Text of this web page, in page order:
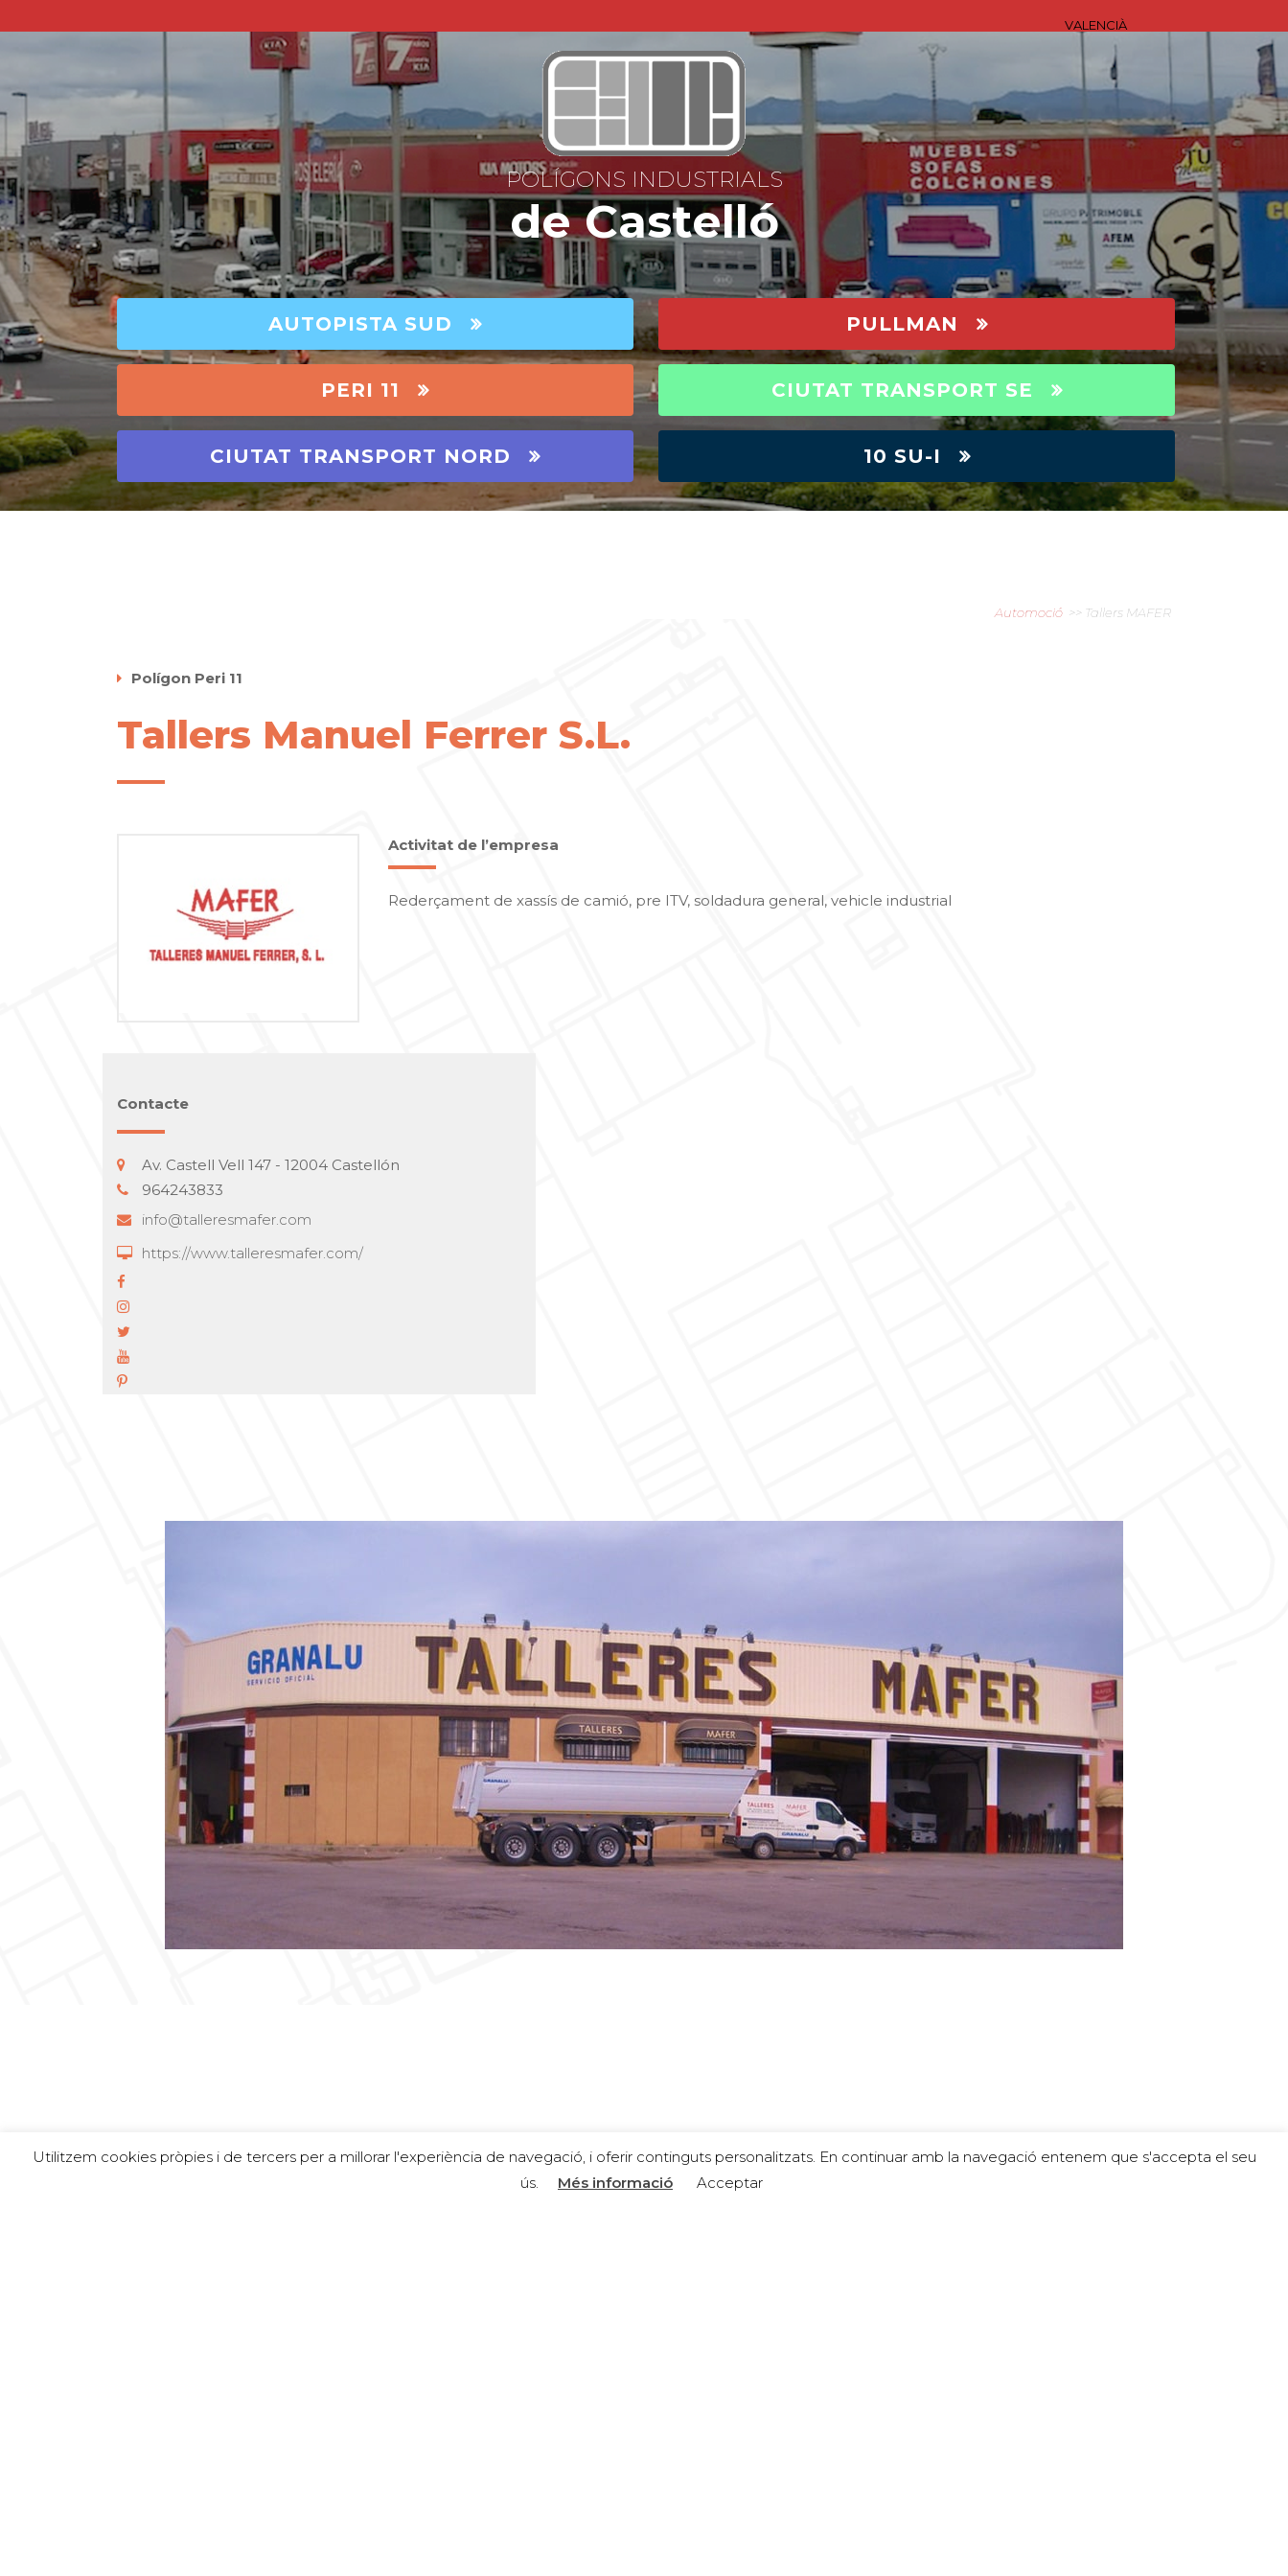
VALENCIÀ
POLÍGONS INDUSTRIALS
de Castelló
AUTOPISTA SUD PULLMAN
PERI 11 CIUTAT TRANSPORT SE
CIUTAT TRANSPORT NORD 10 SU-I
Automoció Tallers MAFER
Polígon Peri 11
Tallers Manuel Ferrer S.L.
Activitat de l’empresa
Rederçament de xassís de camió, pre ITV, soldadura general, vehicle industrial
Contacte
Av. Castell Vell 147 - 12004 Castellón
964243833
info@talleresmafer.com
https://www.talleresmafer.com/
Utilitzem cookies pròpies i de tercers per a millorar l'experiència de navegació, i oferir continguts personalitzats. En continuar amb la navegació entenem que s'accepta el seu
ús.
Més informació Acceptar